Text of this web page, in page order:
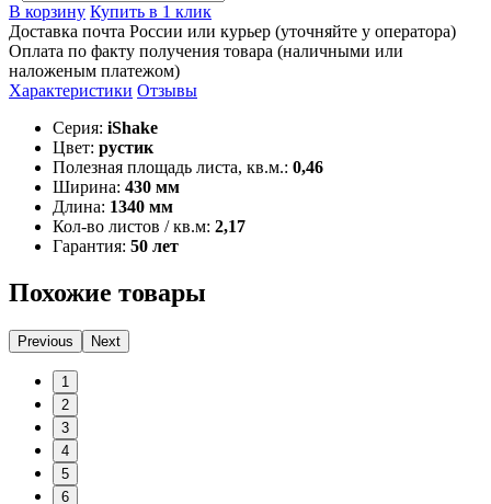
В корзину Купить в 1 клик
Доставка почта России или курьер (уточняйте у оператора)
Оплата по факту получения товара (наличными или
наложеным платежом)
Характеристики Отзывы
Серия: iShake
Цвет: рустик
Полезная площадь листа, кв.м.: 0,46
Ширина: 430 мм
Длина: 1340 мм
Кол-во листов / кв.м: 2,17
Гарантия: 50 лет
Похожие товары
Previous Next
1
2
3
4
5
6